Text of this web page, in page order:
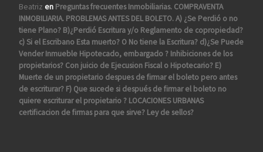
Beatriz en Preguntas frecuentes Inmobiliarias. COMPRAVENTA
INMOBILIARIA. PROBLEMAS ANTES DEL BOLETO. A) ¿Se Perdió o no
tiene Plano? B)¿Perdió Escritura y/o Reglamento de copropiedad?
c) Si el Escribano Esta muerto? O No tiene la Escritura? d)¿Se Puede
Vender Inmueble Hipotecado, embargado ? Inhibiciones de los
propietarios? Con juicio de Ejecusion Fiscal o Hipotecario? E)
Muerte de un propietario despues de firmar el boleto pero antes
de escriturar? F) Que sucede si después de firmar el boleto no
quiere escriturar el propietario ? LOCACIONES URBANAS
certificacion de firmas para que sirve? Ley de sellos?